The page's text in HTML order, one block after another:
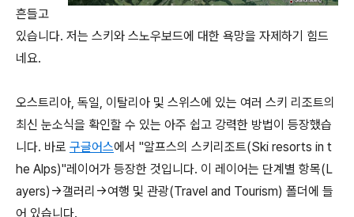
흔들고
있습니다. 저는 스키와 스노우보드에 대한 욕망을 자제하기 힘드
네요.
오스트리아, 독일, 이탈리아 및 스위스에 있는 여러 스키 리조트의
최신 눈소식을 확인할 수 있는 아주 쉽고 강력한 방법이 등장했습
니다. 바로 구글어스에서 "알프스의 스키리조트(Ski resorts in t
he Alps)"레이어가 등장한 것입니다. 이 레이어는 단계별 항목(L
ayers)->갤러리->여행 및 관광(Travel and Tourism) 폴더에 들
어 있습니다.